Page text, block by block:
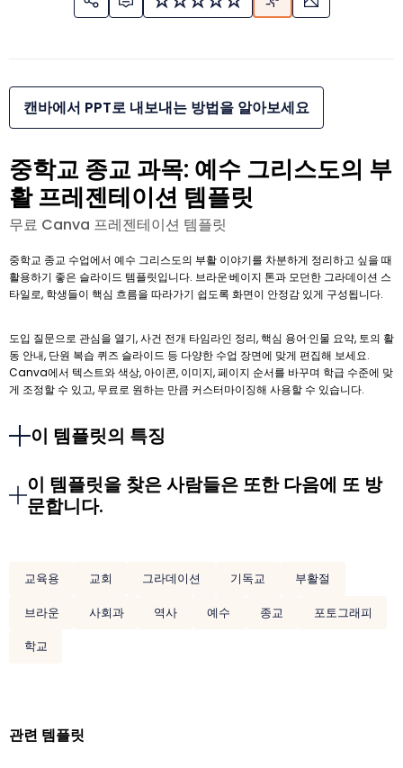
캔바에서 PPT로 내보내는 방법을 알아보세요
중학교 종교 과목: 예수 그리스도의 부
활 프레젠테이션 템플릿
무료 Canva 프레젠테이션 템플릿
중학교 종교 수업에서 예수 그리스도의 부활 이야기를 차분하게 정리하고 싶을 때
활용하기 좋은 슬라이드 템플릿입니다. 브라운·베이지 톤과 모던한 그라데이션 스
타일로, 학생들이 핵심 흐름을 따라가기 쉽도록 화면이 안정감 있게 구성됩니다.
도입 질문으로 관심을 열기, 사건 전개 타임라인 정리, 핵심 용어·인물 요약, 토의 활
동 안내, 단원 복습 퀴즈 슬라이드 등 다양한 수업 장면에 맞게 편집해 보세요.
Canva에서 텍스트와 색상, 아이콘, 이미지, 페이지 순서를 바꾸며 학급 수준에 맞
게 조정할 수 있고, 무료로 원하는 만큼 커스터마이징해 사용할 수 있습니다.
이 템플릿의 특징
이 템플릿을 찾은 사람들은 또한 다음에 또 방
문합니다.
교육용 교회 그라데이션 기독교
부활절
브라운
사회과 역사 예수 종교
포토그래피
학교
관련 템플릿